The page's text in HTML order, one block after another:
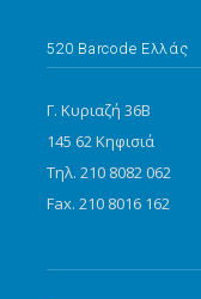
520 Barcode Ελλάς
Γ. Κυριαζή 36Β
145 62 Κηφισιά
Τηλ. 210 8082 062
Fax. 210 8016 162